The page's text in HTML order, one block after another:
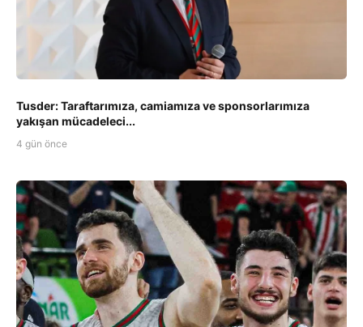
Tusder: Taraftarımıza, camiamıza ve sponsorlarımıza
yakışan mücadeleci...
4 gün önce